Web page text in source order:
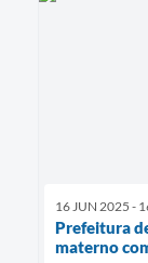
16 JUN 2025 -
Prefeitura
materno